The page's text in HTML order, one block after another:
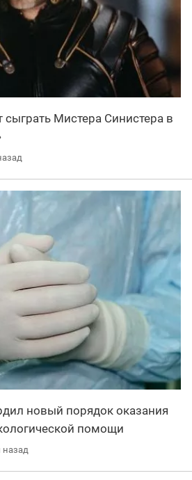
сыграть Мистера Синистера в
новый порядок оказания
помощи